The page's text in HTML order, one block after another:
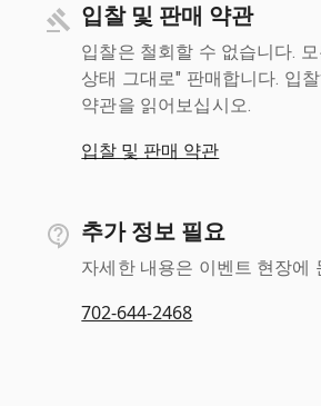
입찰 및 판매 약관
입찰은 철회할 수 없습니다.
상태 그대로" 판매합니다. 입
약관을 읽어보십시오.
입찰 및 판매 약관
추가 정보 필요
자세한 내용은 이벤트 현장에
702-644-2468